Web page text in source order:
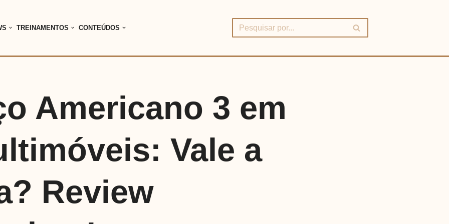
TREINAMENTOS CONTEÚDOS
Americano 3 em
Vale a
Review